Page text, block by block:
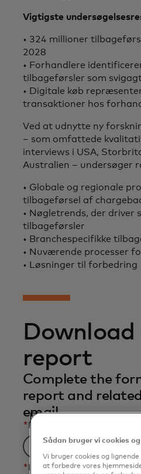
Vigtigste
• 324 millioner
2028
• Forhandlere
tilbageførsler som
• Digitale køb
transaktioner hos
Ved at udnytte ny
– som omfattede
interviews i USA,
Australien – undersøger
• Globale og regionale
tilbageførsel af
• Nøgletrends, der driver
tilbageførsler
• Branchespecifikke
• Nuværende processer
• Løsninger til forbedring
report
Complete the
report and
email.
*First Name
*Last Name
Sådan bruger vi cookies
Vi bruger cookies og
at forbedre vores